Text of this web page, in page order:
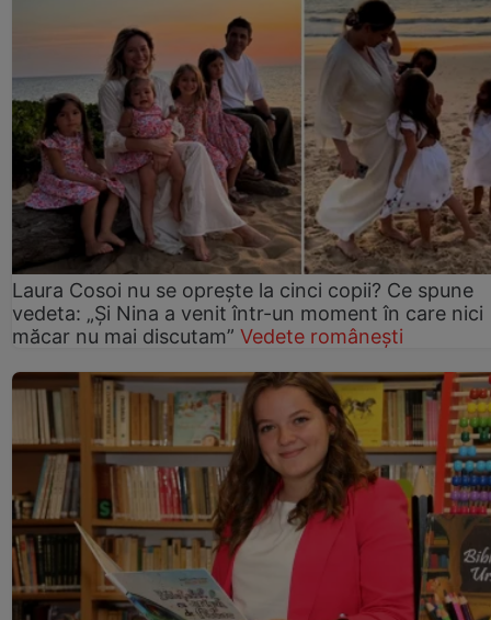
Laura Cosoi nu se oprește la cinci copii? Ce spune
vedeta: „Și Nina a venit într-un moment în care nici
măcar nu mai discutam” Vedete românești